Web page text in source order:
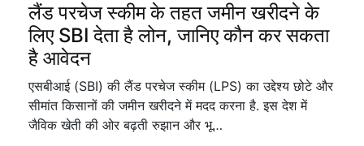
लैंड परचेज स्कीम के तहत जमीन खरीदने के
लिए SBI देता है लोन, जानिए कौन कर सकता
है आवेदन
एसबीआई (SBI) की लैंड परचेज स्कीम (LPS) का उद्देश्य छोटे और
सीमांत किसानों की जमीन खरीदने में मदद करना है. इस देश में
जैविक खेती की ओर बढ़ती रुझान और भू…